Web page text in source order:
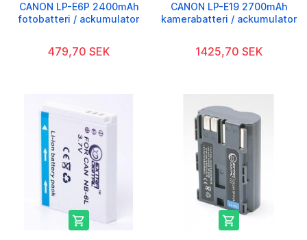
CANON LP-E6P 2400mAh
fotobatteri / ackumulator
479,70 SEK
CANON LP-E19 2700mAh
kamerabatteri / ackumulator
1425,70 SEK
 